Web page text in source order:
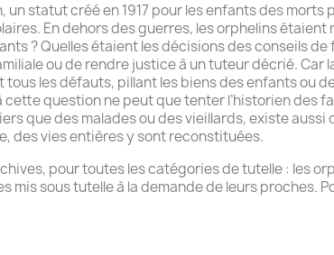
un statut créé en 1917 pour les enfants des
En dehors des guerres, les orphelins étaient
? Quelles étaient les décisions des conseils
ou de rendre justice à un tuteur décrié. Car
les défauts, pillant les biens des enfants ou
question ne peut que tenter l’historien des
que des malades ou des vieillards, existe aussi
des vies entières y sont reconstituées.
pour toutes les catégories de tutelle : les
mis sous tutelle à la demande de leurs proches.